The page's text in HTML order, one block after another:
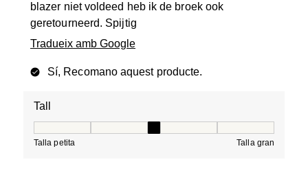
blazer niet voldeed heb ik de broek ook
geretourneerd. Spijtig
Tradueix amb Google
Sí, Recomano aquest producte.
Tall
Talla petita Talla gran